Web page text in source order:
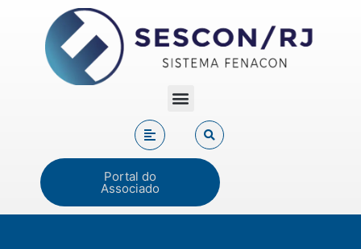
Portal do
Associado